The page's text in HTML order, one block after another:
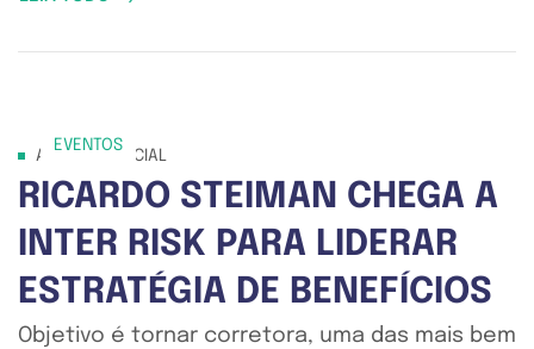
EVENTOS
ANÚNCIO OFICIAL
RICARDO STEIMAN CHEGA A
INTER RISK PARA LIDERAR
ESTRATÉGIA DE BENEFÍCIOS​
Objetivo é tornar corretora, uma das mais bem